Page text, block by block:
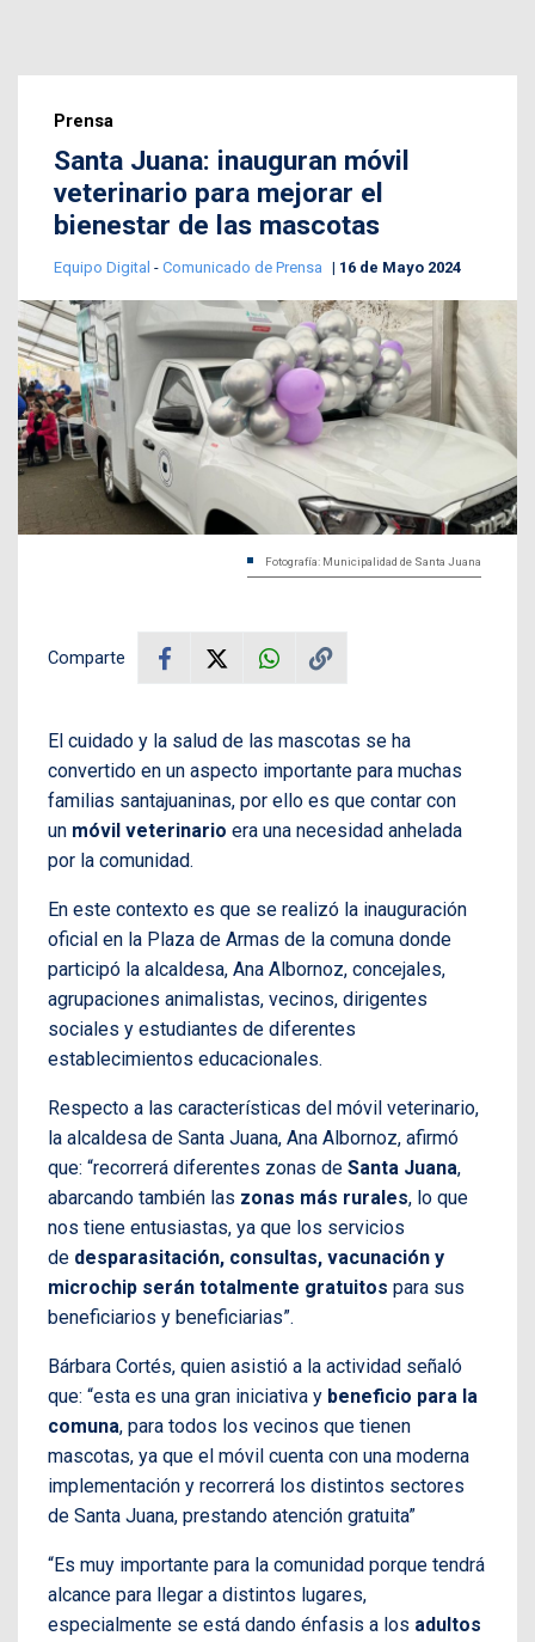
Prensa
Santa Juana: inauguran móvil
veterinario para mejorar el
bienestar de las mascotas
Equipo Digital - Comunicado de Prensa 16 de Mayo 2024
Fotografía: Municipalidad de Santa Juana
Comparte
El cuidado y la salud de las mascotas se ha
convertido en un aspecto importante para muchas
familias santajuaninas, por ello es que contar con
un móvil veterinario era una necesidad anhelada
por la comunidad.
En este contexto es que se realizó la inauguración
oficial en la Plaza de Armas de la comuna donde
participó la alcaldesa, Ana Albornoz, concejales,
agrupaciones animalistas, vecinos, dirigentes
sociales y estudiantes de diferentes
establecimientos educacionales.
Respecto a las características del móvil veterinario,
la alcaldesa de Santa Juana, Ana Albornoz, afirmó
que: “recorrerá diferentes zonas de Santa Juana,
abarcando también las zonas más rurales, lo que
nos tiene entusiastas, ya que los servicios
de desparasitación, consultas, vacunación y
microchip serán totalmente gratuitos para sus
beneficiarios y beneficiarias”.
Bárbara Cortés, quien asistió a la actividad señaló
que: “esta es una gran iniciativa y beneficio para la
comuna, para todos los vecinos que tienen
mascotas, ya que el móvil cuenta con una moderna
implementación y recorrerá los distintos sectores
de Santa Juana, prestando atención gratuita”
“Es muy importante para la comunidad porque tendrá
alcance para llegar a distintos lugares,
especialmente se está dando énfasis a los adultos